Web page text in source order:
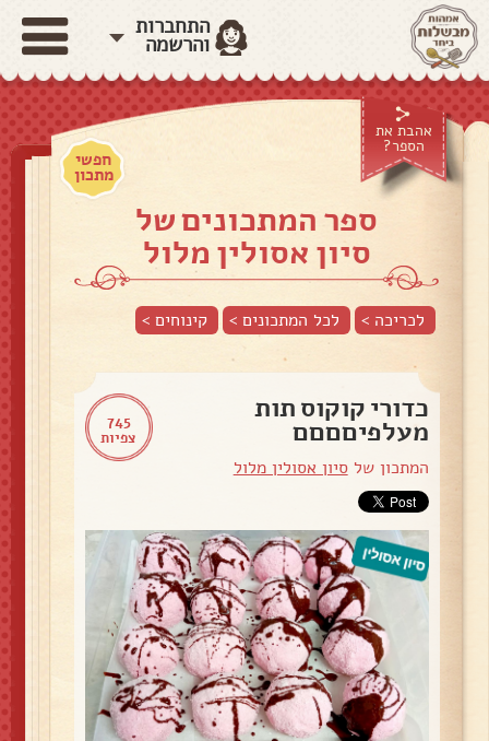
התחברות
והרשמה
אהבת את
הספר?
חפשי
מתכון
ספר המתכונים של
סיון אסולין מלול
לכריכה > לכל המתכונים > קינוחים>
745
צפיות
כדורי קוקוס תות
מעלפיםםםם
המתכון שלסיון אסולין מלול